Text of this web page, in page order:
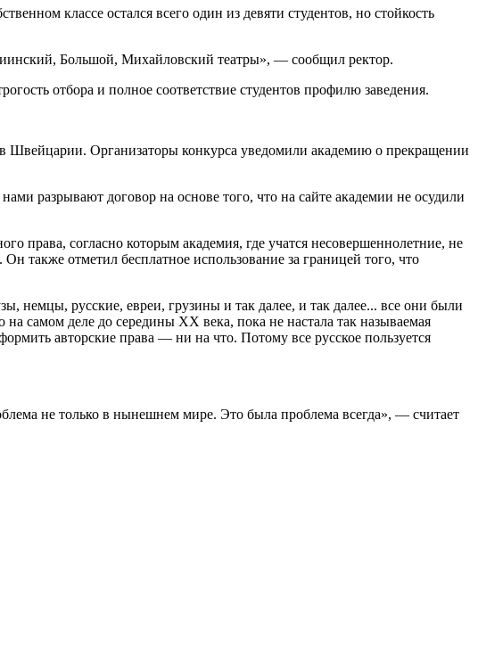
классе остался всего один из девяти студентов, но стойкость
Большой, Михайловский театры», — сообщил ректор.
отбора и полное соответствие студентов профилю заведения.
Швейцарии. Организаторы конкурса уведомили академию о прекращении
разрывают договор на основе того, что на сайте академии не осудили
права, согласно которым академия, где учатся несовершеннолетние, не
также отметил бесплатное использование за границей того, что
немцы, русские, евреи, грузины и так далее, и так далее... все они были
самом деле до середины XX века, пока не настала так называемая
авторские права — ни на что. Потому все русское пользуется
не только в нынешнем мире. Это была проблема всегда», — считает